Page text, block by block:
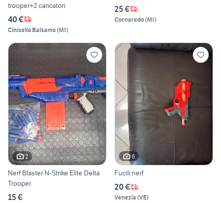
trooper+2 caricatori
40 €
Cinisello Balsamo(MI)
25 €
Cornaredo(MI)
2
Nerf Blaster N-Strike Elite Delta
Trooper
15 €
6
Fucili nerf
20 €
Venezia (VE)